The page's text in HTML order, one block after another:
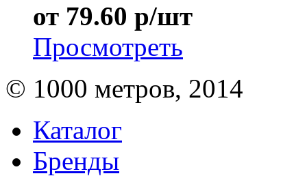
от 79.60 р/шт
Просмотреть
© 1000 метров, 2014
Каталог
Бренды